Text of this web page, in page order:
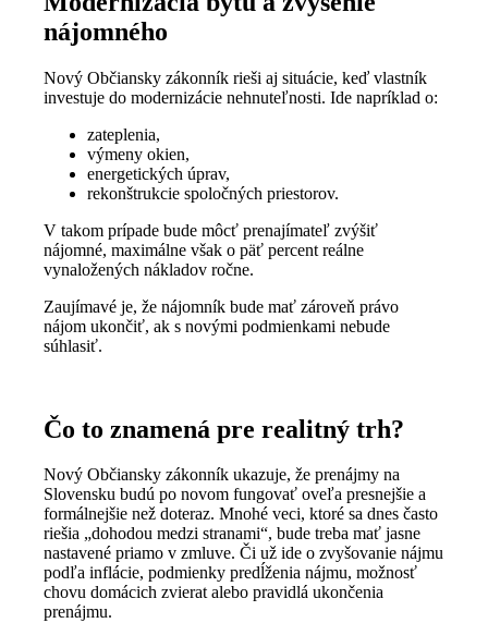
nájomného
Nový Občiansky zákonník rieši aj situácie, keď vlastník
investuje do modernizácie nehnuteľnosti. Ide napríklad o:
zateplenia,
výmeny okien,
energetických úprav,
rekonštrukcie spoločných priestorov.
V takom prípade bude môcť prenajímateľ zvýšiť
nájomné, maximálne však o päť percent reálne
vynaložených nákladov ročne.
Zaujímavé je, že nájomník bude mať zároveň právo
nájom ukončiť, ak s novými podmienkami nebude
súhlasiť.
Čo to znamená pre realitný trh?
Nový Občiansky zákonník ukazuje, že prenájmy na
Slovensku budú po novom fungovať oveľa presnejšie a
formálnejšie než doteraz. Mnohé veci, ktoré sa dnes často
riešia „dohodou medzi stranami“, bude treba mať jasne
nastavené priamo v zmluve. Či už ide o zvyšovanie nájmu
podľa inflácie, podmienky predĺženia nájmu, možnosť
chovu domácich zvierat alebo pravidlá ukončenia
prenájmu.